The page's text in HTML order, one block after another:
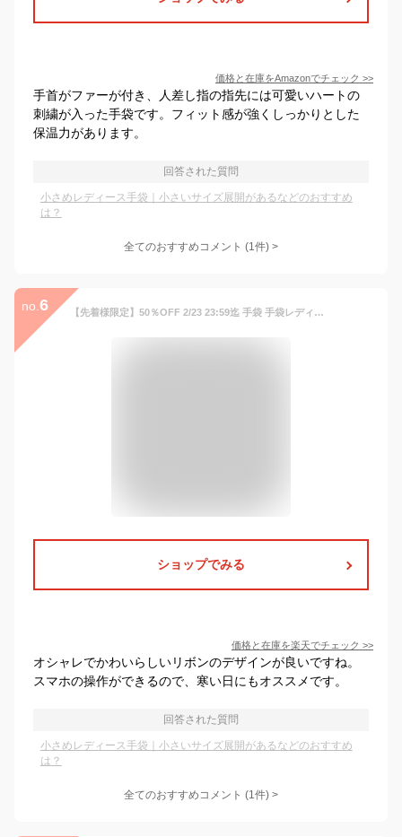
価格と在庫をAmazonでチェック >>
手首がファーが付き、人差し指の指先には可愛いハートの
刺繍が入った手袋です。フィット感が強くしっかりとした
保温力があります。
回答された質問
小さめレディース手袋｜小さいサイズ展開があるなどのおすすめ
は？
全てのおすすめコメント (1件) >
no. 6 【先着様限定】50％OFF 2/23 23:59迄 手袋 手袋レディース 冬 防寒手袋 スマホ対応 暖かい ふわふわ 通学 通勤 自転車 バイク 誕生日 アウトドア クリスマス プレゼント 人気 冬小物
ショップでみる
価格と在庫を楽天でチェック >>
オシャレでかわいらしいリボンのデザインが良いですね。
スマホの操作ができるので、寒い日にもオススメです。
回答された質問
小さめレディース手袋｜小さいサイズ展開があるなどのおすすめ
は？
全てのおすすめコメント (1件) >